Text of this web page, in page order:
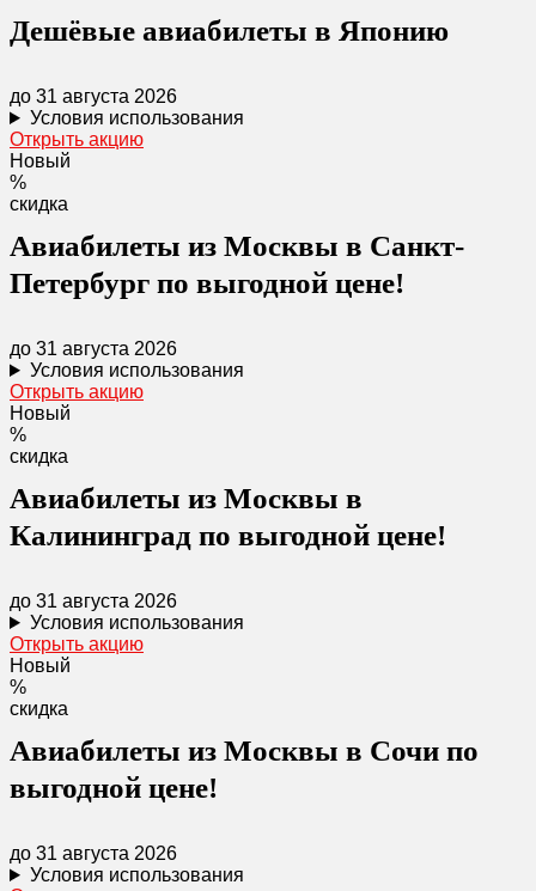
Дешёвые авиабилеты в Японию
до 31 августа 2026
Условия использования
Открыть акцию
Новый
%
скидка
Авиабилеты из Москвы в Санкт-
Петербург по выгодной цене!
до 31 августа 2026
Условия использования
Открыть акцию
Новый
%
скидка
Авиабилеты из Москвы в
Калининград по выгодной цене!
до 31 августа 2026
Условия использования
Открыть акцию
Новый
%
скидка
Авиабилеты из Москвы в Сочи по
выгодной цене!
до 31 августа 2026
Условия использования